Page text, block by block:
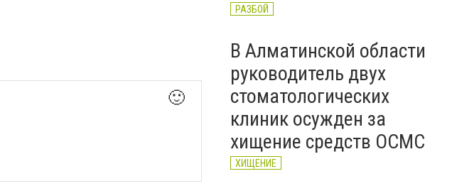
🙂
РАЗБОЙ
В Алматинской области
руководитель двух
стоматологических
клиник осужден за
хищение средств ОСМС
ХИЩЕНИЕ